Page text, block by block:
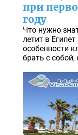
при
году
Что нужно
летит в
особенности
брать с